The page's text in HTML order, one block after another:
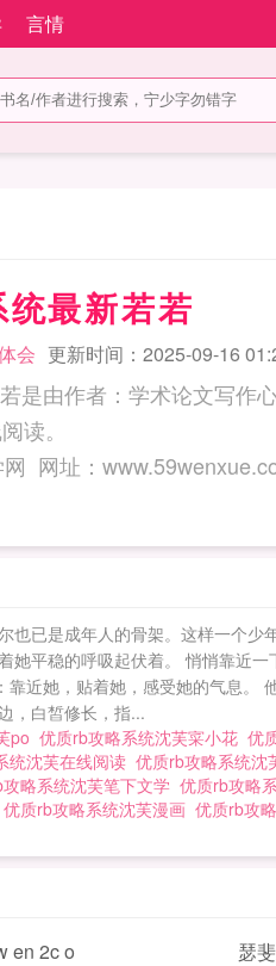
言情
最新若若
会 更新时间：2025-09-16
是由作者：学术论文写作
读。
已是成年人的骨架。这样一个
平稳的呼吸起伏着。 悄悄靠近
近她，贴着她，感受她的气息
，白皙修长，指...
po 优质rb攻略系统沈芙寀小花 优
统沈芙在线阅读 优质rb攻略系统沈
略系统沈芙笔下文学 优质rb攻略
优质rb攻略系统沈芙漫画 优质rb攻
en 2c o 瑟